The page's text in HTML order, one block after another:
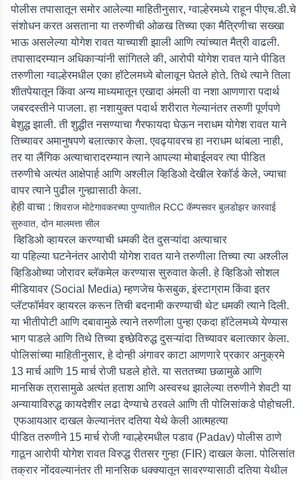
पोलीस तपासातून समोर आलेल्या माहितीनुसार, ग्वाल्हेरमध्ये राहून पीएच.डी.चे
संशोधन करत असताना या तरुणीची ओळख तिच्या एका मैत्रिणीचा सख्खा
भाऊ असलेल्या योगेश रावत याच्याशी झाली आणि त्यांच्यात मैत्री वाढली.
तपासादरम्यान अधिकाऱ्यांनी सांगितले की, आरोपी योगेश रावत याने पीडित
तरुणीला ग्वाल्हेरमधील एका हॉटेलमध्ये बोलावून घेतले होते. तिथे त्याने तिला
शीतपेयातून किंवा अन्य माध्यमातून एखादा अंमली वा नशा आणणारा पदार्थ
जबरदस्तीने पाजला. हा नशायुक्त पदार्थ शरीरात गेल्यानंतर तरुणी पूर्णपणे
बेशुद्ध झाली. ती शुद्धीत नसण्याचा गैरफायदा घेऊन नराधम योगेश रावत याने
तिच्यावर अमानुषपणे बलात्कार केला. एवढ्यावरच हा नराधम थांबला नाही,
तर या लैंगिक अत्याचारादरम्यान त्याने आपल्या मोबाईलवर त्या पीडित
तरुणीचे अत्यंत आक्षेपार्ह आणि अश्लील व्हिडिओ देखील रेकॉर्ड केले, ज्याचा
वापर त्याने पुढील गुन्ह्यासाठी केला.
हेही वाचा : शिवराज मोटेगावकरच्या पुण्यातील RCC कॅम्पसवर बुलडोझर कारवाई
सुरुवात, दोन मालमत्ता सील
व्हिडिओ व्हायरल करण्याची धमकी देत दुसऱ्यांदा अत्याचार
या पहिल्या घटनेनंतर आरोपी योगेश रावत याने तरुणीला तिच्या त्या अश्लील
व्हिडिओच्या जोरावर ब्लॅकमेल करण्यास सुरुवात केली. हे व्हिडिओ सोशल
मीडियावर (Social Media) म्हणजेच फेसबुक, इंस्टाग्राम किंवा इतर
प्लॅटफॉर्मवर व्हायरल करून तिची बदनामी करण्याची थेट धमकी त्याने दिली.
या भीतीपोटी आणि दबावामुळे त्याने तरुणीला पुन्हा एकदा हॉटेलमध्ये येण्यास
भाग पाडले आणि तिथे तिच्या इच्छेविरुद्ध दुसऱ्यांदा तिच्यावर बलात्कार केला.
पोलिसांच्या माहितीनुसार, हे दोन्ही अंगावर काटा आणणारे प्रकार अनुक्रमे
13 मार्च आणि 15 मार्च रोजी घडले होते. या सततच्या छळामुळे आणि
मानसिक त्रासामुळे अत्यंत हताश आणि अस्वस्थ झालेल्या तरुणीने शेवटी या
अन्यायाविरुद्ध कायदेशीर लढा देण्याचे ठरवले आणि ती पोलिसांकडे पोहोचली.
एफआयआर दाखल केल्यानंतर दतिया येथे केली आत्महत्या
पीडित तरुणीने 15 मार्च रोजी ग्वाल्हेरमधील पडाव (Padav) पोलीस ठाणे
गाठून आरोपी योगेश रावत विरुद्ध रीतसर गुन्हा (FIR) दाखल केला. पोलिसांत
तक्रार नोंदवल्यानंतर ती मानसिक धक्क्यातून सावरण्यासाठी दतिया येथील